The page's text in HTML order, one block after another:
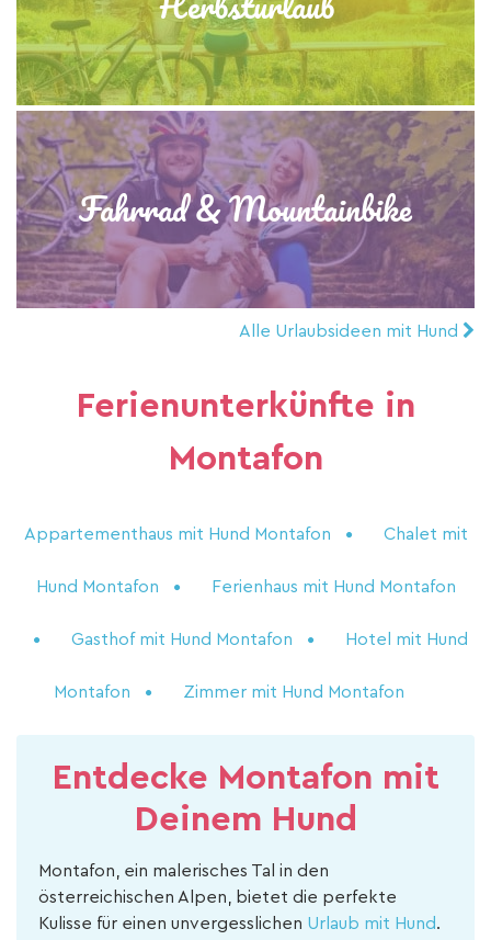
Fahrrad & Mountainbike
Alle Urlaubsideen mit Hund
Ferienunterkünfte in
Montafon
Appartementhaus mit Hund Montafon Chalet mit
Hund Montafon Ferienhaus mit Hund Montafon
Gasthof mit Hund Montafon Hotel mit Hund
Montafon Zimmer mit Hund Montafon
Entdecke Montafon mit
Deinem Hund
Montafon, ein malerisches Tal in den
österreichischen Alpen, bietet die perfekte
Kulisse für einen unvergesslichen Urlaub mit Hund.